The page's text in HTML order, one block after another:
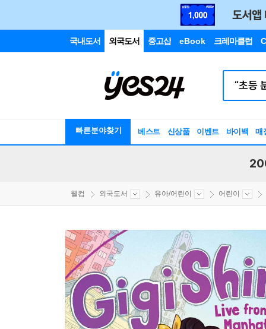
국내도서 외국도서 중고샵 eBook 크레마클럽
빠른분야찾기 베스트 신상품 이벤트 바이백 매
웰컴 외국도서 유아/어린이 어린이